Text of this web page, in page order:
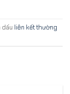
dấu liên kết thường